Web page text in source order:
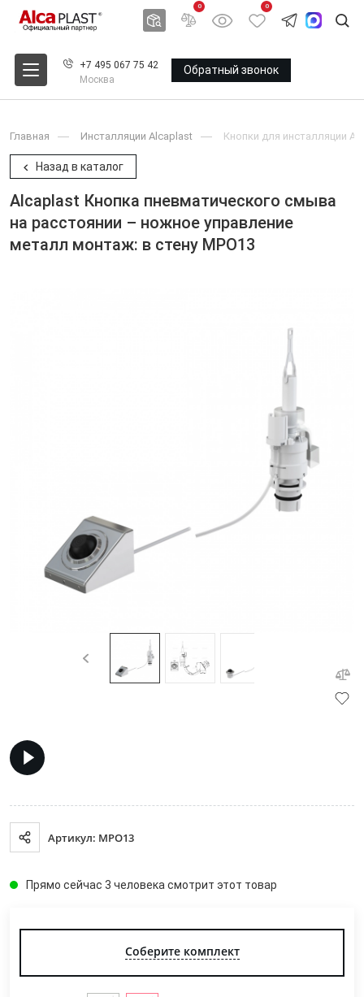
0 0
+7 495 067 75 42
Москва
Обратный звонок
Главная Инсталляции Alcaplast Кнопки для инсталляции
Назад в каталог
Alcaplast Кнопка пневматического смыва
на расстоянии – ножное управление
металл монтаж: в стену MPO13
Артикул: MPO13
Прямо сейчас 3 человека смотрит этот товар
Соберите комплект